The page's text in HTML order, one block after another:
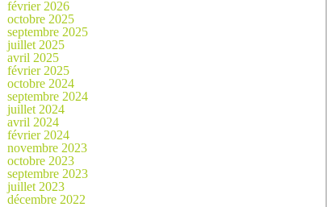
février 2026
octobre 2025
septembre 2025
juillet 2025
avril 2025
février 2025
octobre 2024
septembre 2024
juillet 2024
avril 2024
février 2024
novembre 2023
octobre 2023
septembre 2023
juillet 2023
décembre 2022